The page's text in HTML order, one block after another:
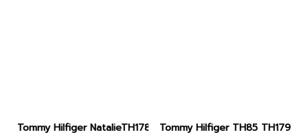
Tommy Hilfiger NatalieTH1782761 Women watch
Tommy Hilfiger TH85